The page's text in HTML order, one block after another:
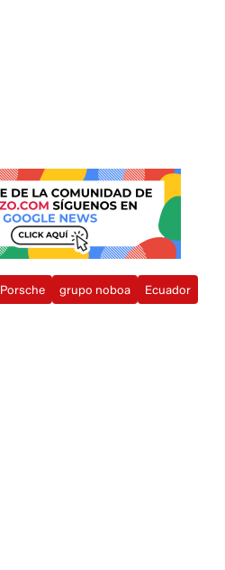
Porsche grupo noboa Ecuador